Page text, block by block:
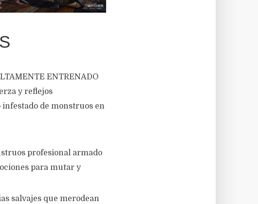
ENTRENADO
y reflejos
de monstruos en
profesional armado
para mutar y
salvajes que merodean